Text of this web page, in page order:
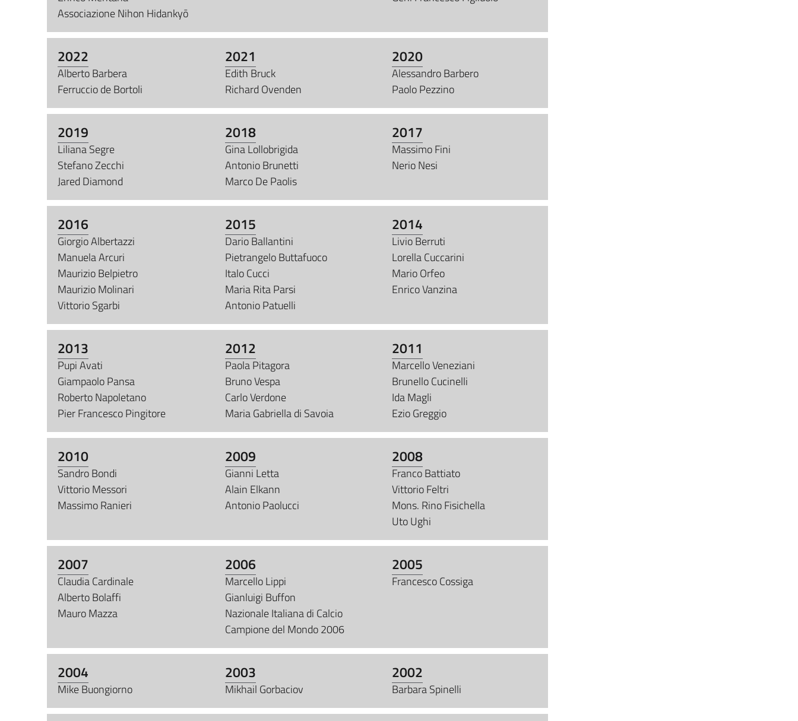
Associazione Nihon Hidankyō
2022
Alberto Barbera
Ferruccio de Bortoli
2021
Edith Bruck
Richard Ovenden
2020
Alessandro Barbero
Paolo Pezzino
2019
Liliana Segre
Stefano Zecchi
Jared Diamond
2018
Gina Lollobrigida
Antonio Brunetti
Marco De Paolis
2017
Massimo Fini
Nerio Nesi
2016
Giorgio Albertazzi
Manuela Arcuri
Maurizio Belpietro
Maurizio Molinari
Vittorio Sgarbi
2015
Dario Ballantini
Pietrangelo Buttafuoco
Italo Cucci
Maria Rita Parsi
Antonio Patuelli
2014
Livio Berruti
Lorella Cuccarini
Mario Orfeo
Enrico Vanzina
2013
Pupi Avati
Giampaolo Pansa
Roberto Napoletano
Pier Francesco Pingitore
2012
Paola Pitagora
Bruno Vespa
Carlo Verdone
Maria Gabriella di Savoia
2011
Marcello Veneziani
Brunello Cucinelli
Ida Magli
Ezio Greggio
2010
Sandro Bondi
Vittorio Messori
Massimo Ranieri
2009
Gianni Letta
Alain Elkann
Antonio Paolucci
2008
Franco Battiato
Vittorio Feltri
Mons. Rino Fisichella
Uto Ughi
2007
Claudia Cardinale
Alberto Bolaffi
Mauro Mazza
2006
Marcello Lippi
Gianluigi Buffon
Nazionale Italiana di Calcio
Campione del Mondo 2006
2005
Francesco Cossiga
2004
Mike Buongiorno
2003
Mikhail Gorbaciov
2002
Barbara Spinelli